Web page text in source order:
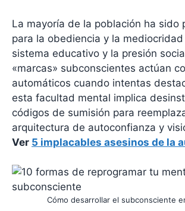
La mayoría de la población ha sido
para la obediencia y la
sistema educativo y la presión
«marcas» subconscientes actúan
automáticos cuando intentas
esta facultad mental implica
códigos de sumisión para
arquitectura de autoconfianza y
Ver 5 implacables asesinos de la
Cómo desarrollar el subconsciente